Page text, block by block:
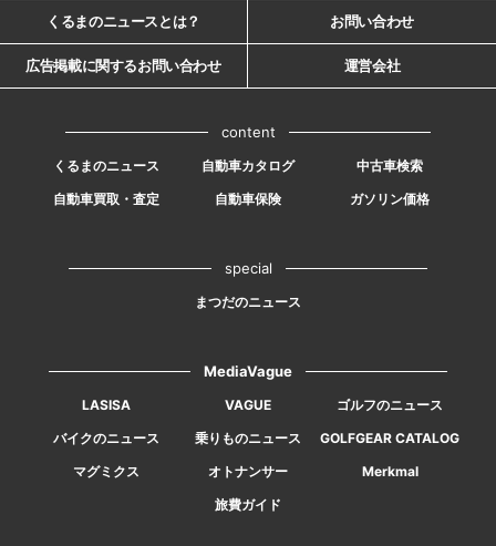
くるまのニュースとは？ お問い合わせ
広告掲載に関するお問い合わせ 運営会社
content
くるまのニュース 自動車カタログ
中古車検索
自動車買取・査定
自動車保険 ガソリン価格
special
まつだのニュース
MediaVague
LASISA VAGUE
ゴルフのニュース
バイクのニュース
乗りものニュース
GOLFGEAR CATALOG
マグミクス
オトナンサー
Merkmal
旅費ガイド